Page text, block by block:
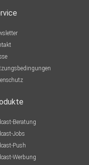
Beratung
Jobs
Push
Werbung